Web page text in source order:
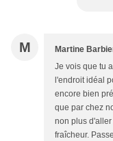
M Martine
Je vois que tu
l'endroit idéal
encore bien
que par chez
non plus
fraîcheur.